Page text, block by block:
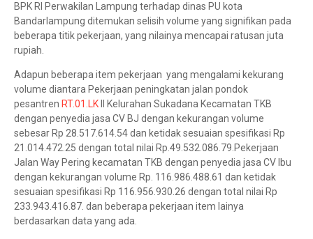
BPK RI Perwakilan Lampung terhadap dinas PU kota
Bandarlampung ditemukan selisih volume yang signifikan pada
beberapa titik pekerjaan, yang nilainya mencapai ratusan juta
rupiah.
Adapun beberapa item pekerjaan yang mengalami kekurang
volume diantara Pekerjaan peningkatan jalan pondok
pesantren RT.01.LK II Kelurahan Sukadana Kecamatan TKB
dengan penyedia jasa CV BJ dengan kekurangan volume
sebesar Rp 28.517.614.54 dan ketidak sesuaian spesifikasi Rp
21.014.472.25 dengan total nilai Rp.49.532.086.79.Pekerjaan
Jalan Way Pering kecamatan TKB dengan penyedia jasa CV Ibu
dengan kekurangan volume Rp. 116.986.488.61 dan ketidak
sesuaian spesifikasi Rp 116.956.930.26 dengan total nilai Rp
233.943.416.87. dan beberapa pekerjaan item lainya
berdasarkan data yang ada.